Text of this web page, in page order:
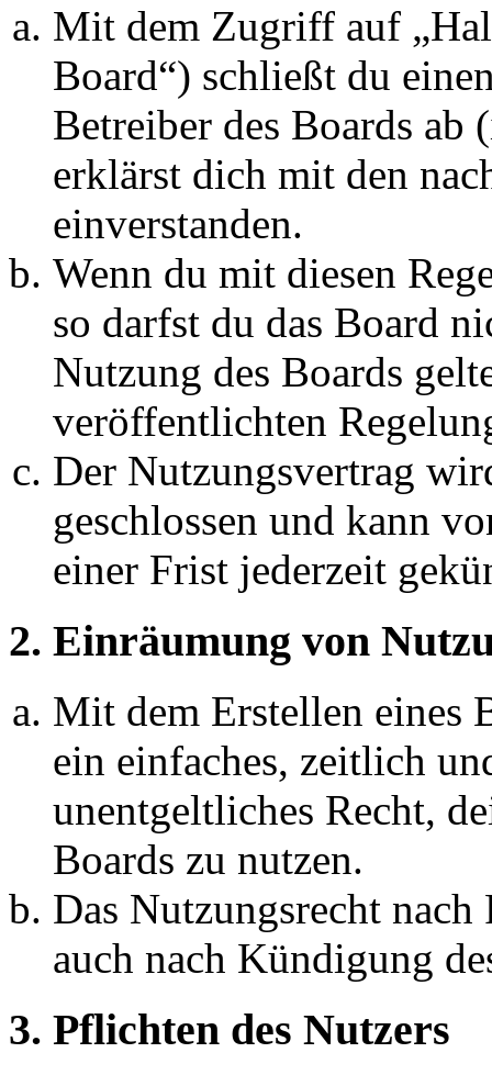
Mit dem Zugriff auf
Board“) schließt du
Betreiber des Boards ab
erklärst dich mit den
einverstanden.
Wenn du mit diesen
so darfst du das Board
Nutzung des Boards
veröffentlichten
Der Nutzungsvertrag
geschlossen und kann
einer Frist jederzeit
2. Einräumung von
Mit dem Erstellen eines
ein einfaches, zeitlich
unentgeltliches Recht,
Boards zu nutzen.
Das Nutzungsrecht
auch nach Kündigung
3. Pflichten des Nutzers